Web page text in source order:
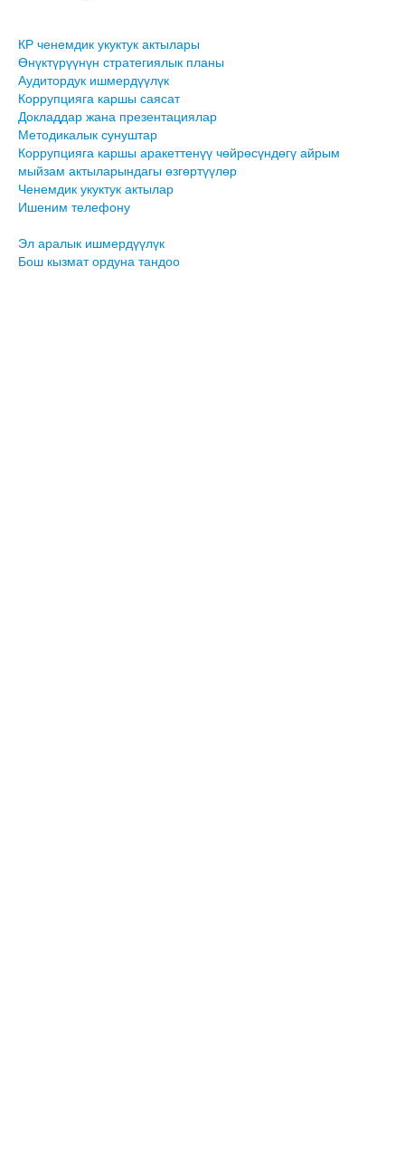
КР ченемдик укуктук актылары
Өнүктүрүүнүн стратегиялык планы
Аудитордук ишмердүүлүк
Коррупцияга каршы саясат
Докладдар жана презентациялар
Методикалык сунуштар
Коррупцияга каршы аракеттенүү чөйрөсүндөгү айрым
мыйзам актыларындагы өзгөртүүлөр
Ченемдик укуктук актылар
Ишеним телефону
Эл аралык ишмердүүлүк
Бош кызмат ордуна тандоо